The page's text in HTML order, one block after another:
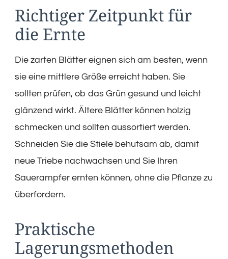
Richtiger Zeitpunkt für
die Ernte
Die zarten Blätter eignen sich am besten, wenn
sie eine mittlere Größe erreicht haben. Sie
sollten prüfen, ob das Grün gesund und leicht
glänzend wirkt. Ältere Blätter können holzig
schmecken und sollten aussortiert werden.
Schneiden Sie die Stiele behutsam ab, damit
neue Triebe nachwachsen und Sie Ihren
Sauerampfer ernten können, ohne die Pflanze zu
überfordern.
Praktische
Lagerungsmethoden